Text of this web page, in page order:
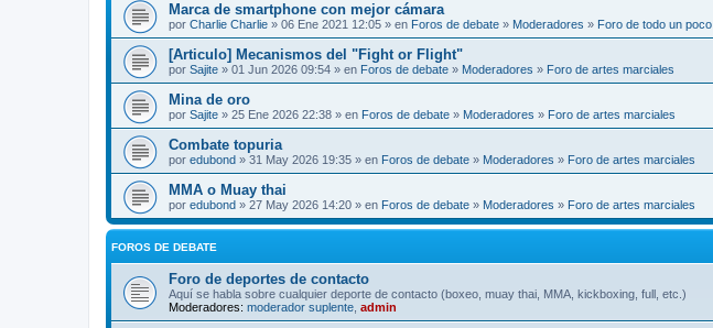
Marca de smartphone con mejor cámara
por Charlie Charlie » 06 Ene 2021 12:05 » en Foros de debate » Moderadores » Foro de todo un poco
[Articulo] Mecanismos del "Fight or Flight"
por Sajite » 01 Jun 2026 09:54 » en Foros de debate » Moderadores » Foro de artes marciales
Mina de oro
por Sajite » 25 Ene 2026 22:38 » en Foros de debate » Moderadores » Foro de artes marciales
Combate topuria
por edubond » 31 May 2026 19:35 » en Foros de debate » Moderadores » Foro de artes marciales
MMA o Muay thai
por edubond » 27 May 2026 14:20 » en Foros de debate » Moderadores » Foro de artes marciales
FOROS DE DEBATE
Foro de deportes de contacto
Aquí se habla sobre cualquier deporte de contacto (boxeo, muay thai, MMA, kickboxing, full, etc.)
Moderadores: moderador suplente admin